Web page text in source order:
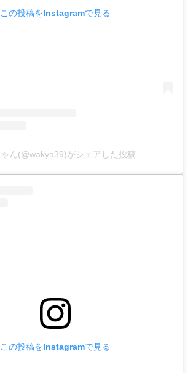
この投稿をInstagramで見る
ん(@wakya39)がシェアした投稿
この投稿をInstagramで見る